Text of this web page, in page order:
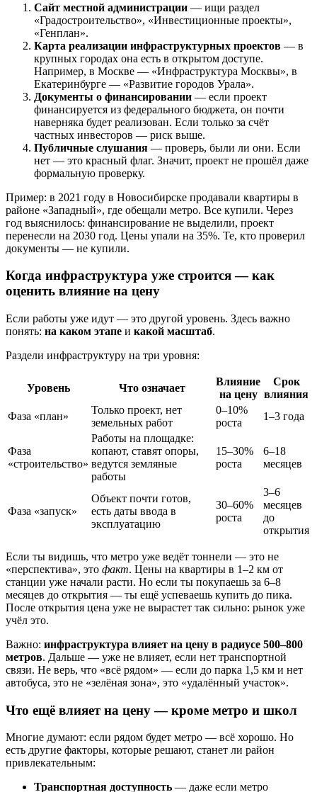
Сайт местной администрации — ищи раздел
«Градостроительство», «Инвестиционные проекты»,
«Генплан».
Карта реализации инфраструктурных проектов — в
крупных городах она есть в открытом доступе.
Например, в Москве — «Инфраструктура Москвы», в
Екатеринбурге — «Развитие городов Урала».
Документы о финансировании — если проект
финансируется из федерального бюджета, он почти
наверняка будет реализован. Если только за счёт
частных инвесторов — риск выше.
Публичные слушания — проверь, были ли они. Если
нет — это красный флаг. Значит, проект не прошёл даже
формальную проверку.
Пример: в 2021 году в Новосибирске продавали квартиры в
районе «Западный», где обещали метро. Все купили. Через
год выяснилось: финансирование не выделили, проект
перенесли на 2030 год. Цены упали на 35%. Те, кто проверил
документы — не купили.
Когда инфраструктура уже строится — как
оценить влияние на цену
Если работы уже идут — это другой уровень. Здесь важно
понять: на каком этапе и какой масштаб.
Раздели инфраструктуру на три уровня:
Уровень Что означает
Влияние
на цену
Срок
влияния
Фаза «план»
Только проект, нет
земельных работ
0–10%
роста
1–3 года
Фаза
«строительство»
Работы на площадке:
копают, ставят опоры,
ведутся земляные
работы
15–30%
роста
6–18
месяцев
Фаза «запуск»
Объект почти готов,
есть даты ввода в
эксплуатацию
30–60%
роста
3–6
месяцев
до
открытия
Если ты видишь, что метро уже ведёт тоннели — это не
«перспектива», это факт. Цены на квартиры в 1–2 км от
станции уже начали расти. Но если ты покупаешь за 6–8
месяцев до открытия — ты ещё успеваешь купить до пика.
После открытия цена уже не вырастет так сильно: рынок уже
учёл это.
Важно: инфраструктура влияет на цену в радиусе 500–800
метров. Дальше — уже не влияет, если нет транспортной
связи. Не верь, что «всё рядом» — если до парка 1,5 км и нет
автобуса, это не «зелёная зона», это «удалённый участок».
Что ещё влияет на цену — кроме метро и школ
Многие думают: если рядом будет метро — всё хорошо. Но
есть другие факторы, которые решают, станет ли район
привлекательным:
Транспортная доступность — даже если метро